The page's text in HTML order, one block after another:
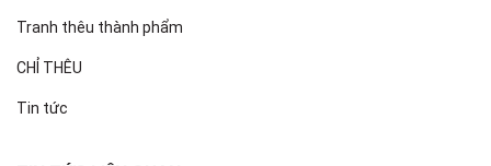
Tranh thêu thành phẩm
CHỈ THÊU
Tin tức